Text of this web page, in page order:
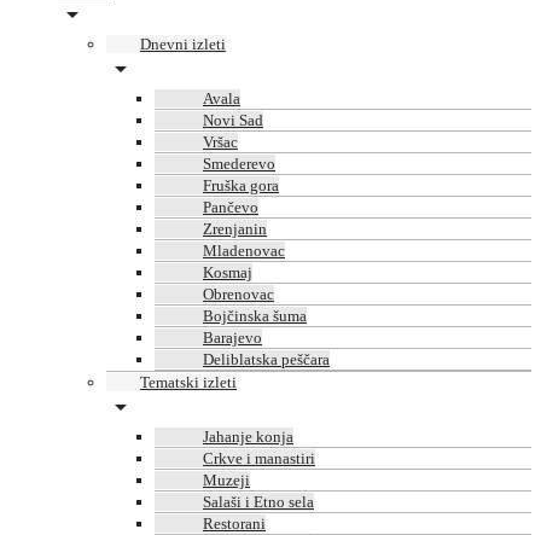
Dnevni izleti
Avala
Novi Sad
Vršac
Smederevo
Fruška gora
Pančevo
Zrenjanin
Mladenovac
Kosmaj
Obrenovac
Bojčinska šuma
Barajevo
Deliblatska peščara
Tematski izleti
Jahanje konja
Crkve i manastiri
Muzeji
Salaši i Etno sela
Restorani